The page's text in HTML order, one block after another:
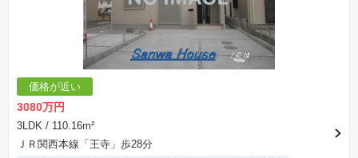
価格が近い
3080万円
3LDK / 110.16m²
ＪＲ関西本線「王寺」歩28分